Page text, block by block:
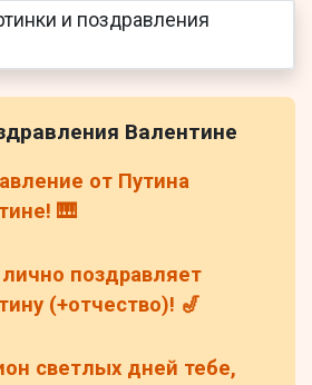
Валентине
от Путина
🎹
поздравляет
(+отчество)! 🎷
светлых дней тебе,